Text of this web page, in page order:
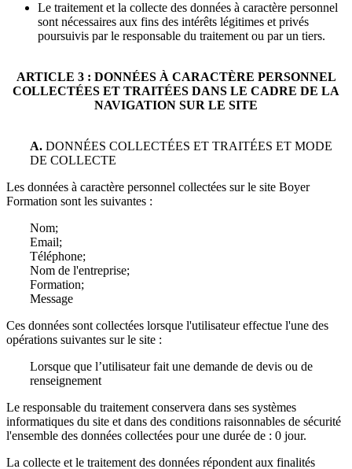
Le traitement et la collecte des données à caractère personnel
sont nécessaires aux fins des intérêts légitimes et privés
poursuivis par le responsable du traitement ou par un tiers.
ARTICLE 3 : DONNÉES À CARACTÈRE PERSONNEL
COLLECTÉES ET TRAITÉES DANS LE CADRE DE LA
NAVIGATION SUR LE SITE
A. DONNÉES COLLECTÉES ET TRAITÉES ET MODE
DE COLLECTE
Les données à caractère personnel collectées sur le site Boyer
Formation sont les suivantes :
Nom;
Email;
Téléphone;
Nom de l'entreprise;
Formation;
Message
Ces données sont collectées lorsque l'utilisateur effectue l'une des
opérations suivantes sur le site :
Lorsque que l’utilisateur fait une demande de devis ou de
renseignement
Le responsable du traitement conservera dans ses systèmes
informatiques du site et dans des conditions raisonnables de sécurité
l'ensemble des données collectées pour une durée de : 0 jour.
La collecte et le traitement des données répondent aux finalités